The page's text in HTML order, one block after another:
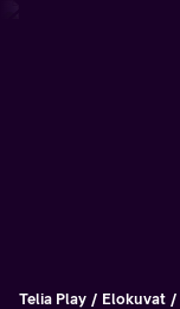
Telia Play Elokuvat